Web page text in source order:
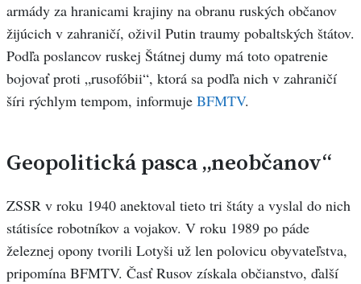
armády za hranicami krajiny na obranu ruských občanov
žijúcich v zahraničí, oživil Putin traumy pobaltských štátov.
Podľa poslancov ruskej Štátnej dumy má toto opatrenie
bojovať proti „rusofóbii“, ktorá sa podľa nich v zahraničí
šíri rýchlym tempom, informuje BFMTV.
Geopolitická pasca „neobčanov“
ZSSR v roku 1940 anektoval tieto tri štáty a vyslal do nich
státisíce robotníkov a vojakov. V roku 1989 po páde
železnej opony tvorili Lotyši už len polovicu obyvateľstva,
pripomína BFMTV. Časť Rusov získala občianstvo, ďalší